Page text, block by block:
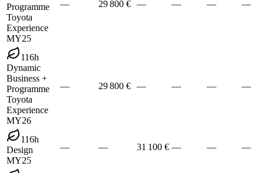
Programme
Toyota
Experience
MY25
— 29 800 € — — — —
116h
Dynamic
Business +
Programme
Toyota
Experience
MY26
— 29 800 € — — — —
116h
Design
MY25
— — 31 100 € — — —